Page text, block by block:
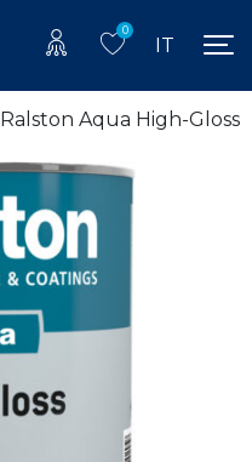
0
IT
Ralston Aqua High-Gloss